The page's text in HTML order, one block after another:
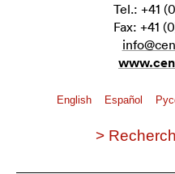
Tel.: +41
Fax: +41
English Español
>